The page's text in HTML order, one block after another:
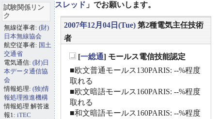
スレッド 」でお願いします。
2007年12月04日(Tue) 第2種電気主任技術
者
[一総通] モールス電信技能認定
■欧文普通モールス130PARIS: --%程度
取れる
■欧文暗語モールス160PARIS: --%程度
取れる
■和文暗語モールス160PARIS: --%程度
試験関係リン
ク
無線従事者: (財)
日本無線協会
航空従事者: 国土
交通省
電気通信: (財)日
本データ通信協
会
情報処理: (独)情
報処理推進機構
情報処理 解答速
報1: iTEC